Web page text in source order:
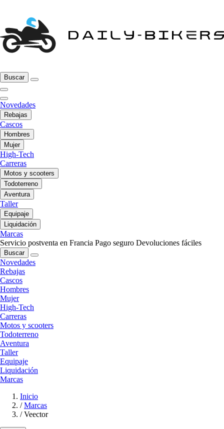
Buscar
Novedades
Rebajas
Cascos
Hombres
Mujer
High-Tech
Carreras
Motos y scooters
Todoterreno
Aventura
Taller
Equipaje
Liquidación
Marcas
Servicio postventa en Francia Pago seguro Devoluciones fáciles
Buscar
Novedades
Rebajas
Cascos
Hombres
Mujer
High-Tech
Carreras
Motos y scooters
Todoterreno
Aventura
Taller
Equipaje
Liquidación
Marcas
Inicio
/ Marcas
/ Veector